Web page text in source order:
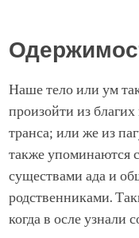
Наше тело или ум
произойти из
транса; или же из
также упоминаются
существами ада и
родственниками.
когда в осле узнали